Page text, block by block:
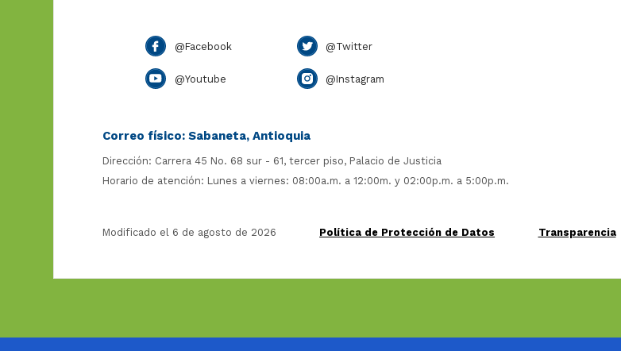
@Facebook @Twitter
@Youtube @Instagram
Correo físico: Sabaneta, Antioquia
Dirección: Carrera 45 No. 68 sur - 61, tercer piso, Palacio de Justicia
Horario de atención: Lunes a viernes: 08:00a.m. a 12:00m. y 02:00p.m. a 5:00p.m.
Modificado el 6 de agosto de 2026 Política de Protección de Datos Transparencia